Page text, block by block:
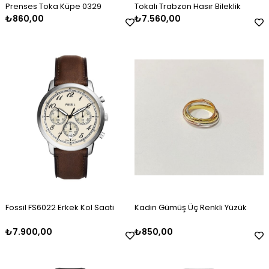
Erkek Gümüş Oksitli Kazaziye
₺2.120,00
Erkek Gümüş Kazaziye Tesbih
Kadın Gümüş Mineli Set Takımı
₺9.100,00
Kadın Gümüş Mineli Kolye
Kadın Gümüş Baget Taşlı Zirkon
Kelepçe
₺4.100,00
Kadın Gümüş Gold Taşlı Markiz
Prenses Toka Küpe 0329
₺860,00
Tokalı Trabzon Hasır Bileklik
₺7.560,00
Fossil FS6022 Erkek Kol Saati
₺7.900,00
Kadın Gümüş Üç Renkli Yüzük
₺850,00